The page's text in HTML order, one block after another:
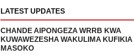
LATEST UPDATES
CHANDE AIPONGEZA WRRB KWA
KUWAWEZESHA WAKULIMA KUFIKIA
MASOKO